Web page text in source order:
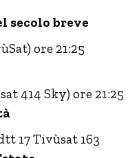
secolo breve
ore 21:25
414 Sky) ore 21:25
17 Tivùsat 163